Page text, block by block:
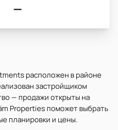
—
расположен в районе
застройщиком
— продажи открыты на
Properties поможет выбрать
планировки и цены.